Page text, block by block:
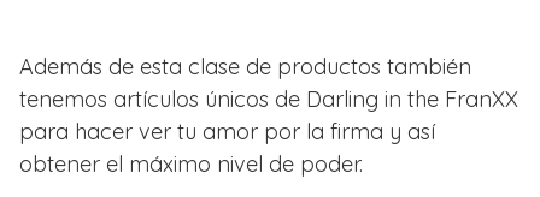
Además de esta clase de productos también
tenemos artículos únicos de Darling in the FranXX
para hacer ver tu amor por la firma y así
obtener el máximo nivel de poder.